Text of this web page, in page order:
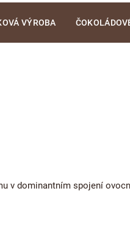
VÝROBA
v dominantním spojení